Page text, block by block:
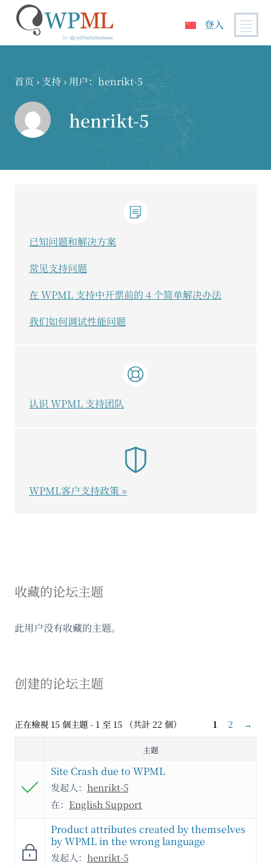
登入
首页 › 支持› 用户：henrikt-5
henrikt-5
收藏的论坛主题
此用户没有收藏的主题。
创建的论坛主题
正在檢視 15 個主題 - 1 至 15 （共計 22 個） 1 2 →
主题
Site Crash due to WPML
发起人： henrikt-5
在： English Support
Product attributes created by themselves
by WPML in the wrong language
发起人： henrikt-5
已知问题和解决方案
常见支持问题
在 WPML 支持中开票前的 4 个简单解决办法
我们如何调试性能问题
认识 WPML 支持团队
WPML客户支持政策 »